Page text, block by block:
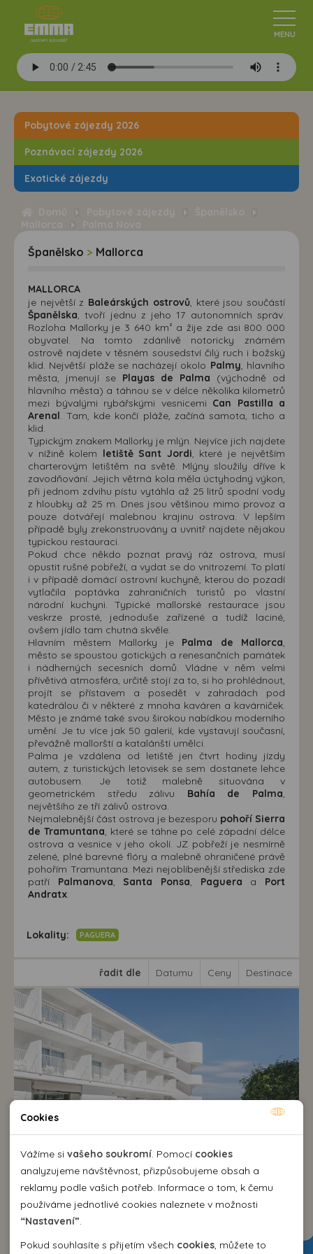
Pobytové zájezdy 2026
Poznávací zájezdy 2026
Exotické zájezdy
Španělsko > Mallorca
MALLORCA
je největší z Baleárských ostrovů, které jsou součástí
Španělska, tvoří jednu z jeho 17 autonomních správ.
Rozloha Mallorky je 3 640 km² a žije zde asi 800 000
obyvatel. Na tomto zdánlivě notoricky známém
ostrově najdete v těsném sousedství čilý ruch i božský
klid. Největší pláže se nacházejí okolo Palmy, hlavního
města, jmenují se Playas de Palma (východně od
hlavního města) a táhnou se v délce několika kilometrů
mezi bývalými rybářskými vesnicemi Can Pastilla a
Arenal. Tam, kde končí pláže, začíná samota, ticho a
klid.
Typickým znakem Mallorky je mlýn. Nejvíce jich najdete
v nížině kolem letiště Sant Jordi, které je největším
charterovým letištěm na světě. Mlýny sloužily dříve k
zavodňování. Jejich větrná kola měla úctyhodný výkon,
při jednom zdvihu pístu vytáhla až 25 litrů spodní vody
z hloubky až 25 m. Dnes jsou většinou mimo provoz a
pouze dotvářejí malebnou krajinu ostrova. V lepším
případě byly zrekonstruovány a uvnitř najdete nějakou
typickou restauraci.
Pokud chce někdo poznat pravý ráz ostrova, musí
opustit rušné pobřeží, a vydat se do vnitrozemí. To platí
i v případě domácí ostrovní kuchyně, kterou do pozadí
vytlačila poptávka zahraničních turistů po vlastní
národní kuchyni. Typické mallorské restaurace jsou
veskrze prosté, jednoduše zařízené a tudíž laciné,
ovšem jídlo tam chutná skvěle.
Hlavním městem Mallorky je Palma de Mallorca,
město se spoustou gotických a renesančních památek
i nádherných secesních domů. Vládne v něm velmi
přívětivá atmosféra, určitě stojí za to, si ho prohlédnout,
projít se přístavem a posedět v zahradách pod
katedrálou či v některé z mnoha kaváren a kavárniček.
Město je známé také svou širokou nabídkou moderního
umění. Je tu více jak 50 galerií, kde vystavují současní,
převážně mallorští a katalánští umělci.
Palma je vzdálena od letiště jen čtvrt hodiny jízdy
autem, z turistických letovisek se sem dostanete lehce
autobusem. Je totiž malebně situována v
geometrickém středu zálivu Bahía de Palma,
největšího ze tří zálivů ostrova.
Nejmalebnější část ostrova je bezesporu pohoří Sierra
de Tramuntana, které se táhne po celé západní délce
ostrova a vesnice v jeho okolí. JZ pobřeží je nesmírně
zelené, plné barevné flóry a malebně ohraničené právě
pohořím Tramuntana. Mezi nejoblíbenější střediska zde
patří Palmanova, Santa Ponsa, Paguera a Port
Andratx.
Lokality: PAGUERA
řadit dle Datumu Ceny Destinace
9,6
VYNIKAJÍCÍ
Hotel Tora***+
Španělsko >
snídaně / polopenze
Cookies
Vážíme si vašeho soukromí. Pomocí cookies
analyzujeme návštěvnost, přizpůsobujeme obsah a
reklamy podle vašich potřeb. Informace o tom, k čemu
používáme jednotlivé cookies naleznete v možnosti
“Nastavení”.
Pokud souhlasíte s přijetím všech cookies, můžete to
Nutné cookies pomáhají, aby byla webová stránka
použitelná tak, že umožní základní funkce jako navigace
stránky a přístup k zabezpečeným sekcím webové stránky.
Webová stránka nemůže správně fungovat bez těchto
cookies.